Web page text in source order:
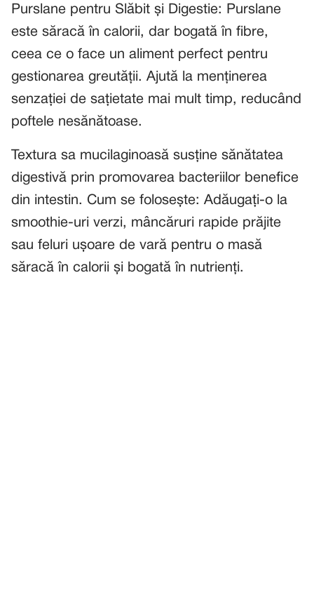
Purslane pentru Slăbit și Digestie: Purslane
este săracă în calorii, dar bogată în fibre,
ceea ce o face un aliment perfect pentru
gestionarea greutății. Ajută la menținerea
senzației de sațietate mai mult timp, reducând
poftele nesănătoase.
Textura sa mucilaginoasă susține sănătatea
digestivă prin promovarea bacteriilor benefice
din intestin. Cum se folosește: Adăugați-o la
smoothie-uri verzi, mâncăruri rapide prăjite
sau feluri ușoare de vară pentru o masă
săracă în calorii și bogată în nutrienți.